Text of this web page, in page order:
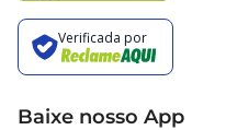
Baixe nosso App